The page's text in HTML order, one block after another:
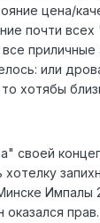
цена/
почти
или
хотябы
своей